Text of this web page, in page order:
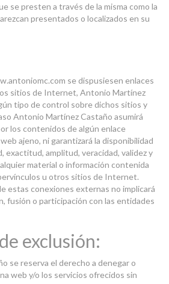
se presten a través de la misma como la
presentados o localizados en su
se dispusiesen enlaces
sitios de Internet, Antonio Martínez
tipo de control sobre dichos sitios y
Antonio Martínez Castaño asumirá
los contenidos de algún enlace
ajeno, ni garantizará la disponibilidad
exactitud, amplitud, veracidad, validez y
material o información contenida
u otros sitios de Internet.
estas conexiones externas no implicará
fusión o participación con las entidades
exclusión:
se reserva el derecho a denegar o
web y/o los servicios ofrecidos sin